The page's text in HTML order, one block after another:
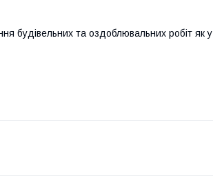
будівельних та оздоблювальних робіт як у